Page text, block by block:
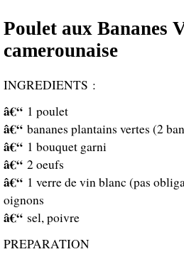
Poulet aux Bananes
camerounaise
INGREDIENTS :
â€“ 1 poulet
â€“ bananes plantains vertes (2
â€“ 1 bouquet garni
â€“ 2 oeufs
â€“ 1 verre de vin blanc (pas
oignons
â€“ sel, poivre
PREPARATION